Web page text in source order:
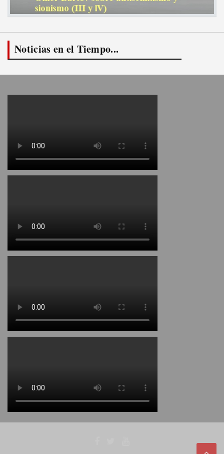
Noticias en el Tiempo...